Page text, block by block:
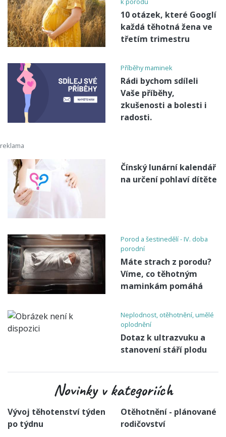
10 otázek, které Googlí
každá těhotná žena ve
třetím trimestru
Příběhy maminek
Rádi bychom sdíleli
Vaše příběhy,
zkušenosti a bolesti i
radosti.
Čínský lunární kalendář
na určení pohlaví dítěte
Porod a šestinedělí - IV. doba
porodní
Máte strach z porodu?
Víme, co těhotným
maminkám pomáhá
Neplodnost, otěhotnění, umělé
oplodnění
Dotaz k ultrazvuku a
stanovení stáří plodu
Novinky v kategoriích
Vývoj těhotenství týden
po týdnu
Otěhotnění - plánované
rodičovství